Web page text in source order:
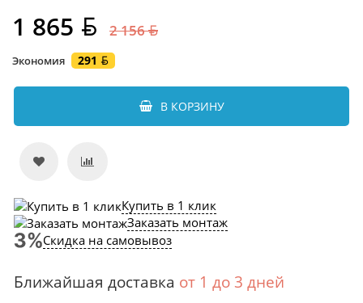
1 865 2 156
Экономия 291
В КОРЗИНУ
Купить в 1 клик
Заказать монтаж
Скидка на самовывоз
Ближайшая доставка от 1 до 3 дней